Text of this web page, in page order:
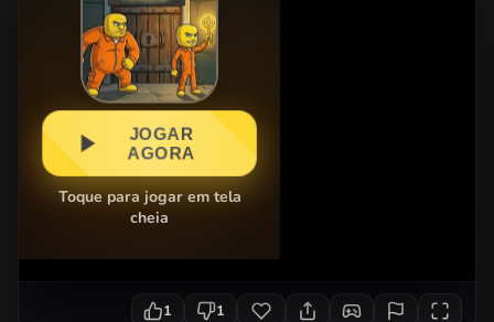
JOGAR
AGORA
Toque para jogar em tela
cheia
1 1